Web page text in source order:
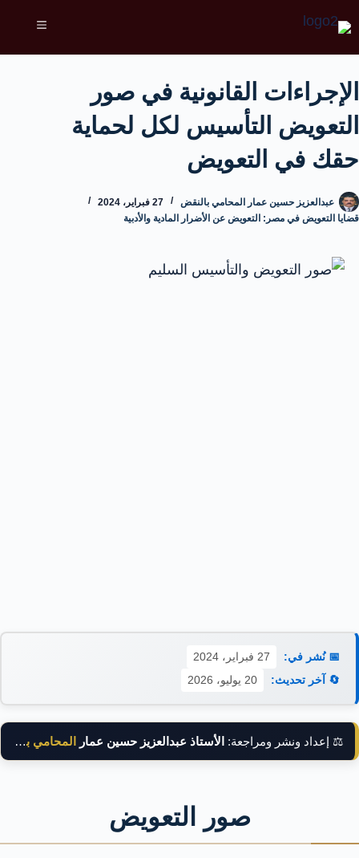
الإجراءات القانونية في صور
التعويض التأسيس لكل لحماية
حقك في التعويض
عبدالعزيز حسين عمار المحامي بالنقض
27 فبراير، 2024
قضايا التعويض في مصر: التعويض عن الأضرار المادية والأدبية
📅 نُشر في:
27 فبراير، 2024
🔄 آخر تحديث:
20 يوليو، 2026
⚖️ إعداد ونشر ومراجعة: الأستاذ عبدالعزيز حسين عمار المحامي بالنقض
صور التعويض